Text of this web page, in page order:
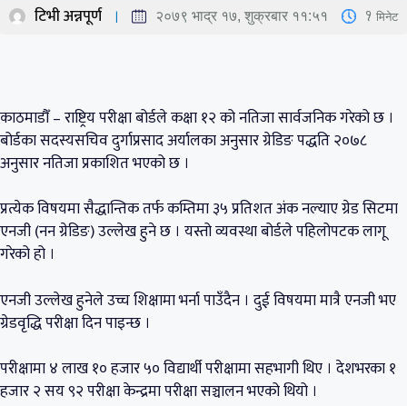
टिभी अन्नपूर्ण २०७९ भाद्र १७, शुक्रबार ११:५१ 1 मिनेट
काठमाडौँ – राष्ट्रिय परीक्षा बोर्डले कक्षा १२ को नतिजा सार्वजनिक गरेको छ ।
बोर्डका सदस्यसचिव दुर्गाप्रसाद अर्यालका अनुसार ग्रेडिङ पद्धति २०७८
अनुसार नतिजा प्रकाशित भएको छ ।
प्रत्येक विषयमा सैद्धान्तिक तर्फ कम्तिमा ३५ प्रतिशत अंक नल्याए ग्रेड सिटमा
एनजी (नन ग्रेडिङ) उल्लेख हुने छ । यस्तो व्यवस्था बोर्डले पहिलोपटक लागू
गरेको हो ।
एनजी उल्लेख हुनेले उच्च शिक्षामा भर्ना पाउँदैन । दुई विषयमा मात्रै एनजी भए
ग्रेडवृद्धि परीक्षा दिन पाइन्छ ।
परीक्षामा ४ लाख १० हजार ५० विद्यार्थी परीक्षामा सहभागी थिए । देशभरका १
हजार २ सय ९२ परीक्षा केन्द्रमा परीक्षा सञ्चालन भएको थियो ।